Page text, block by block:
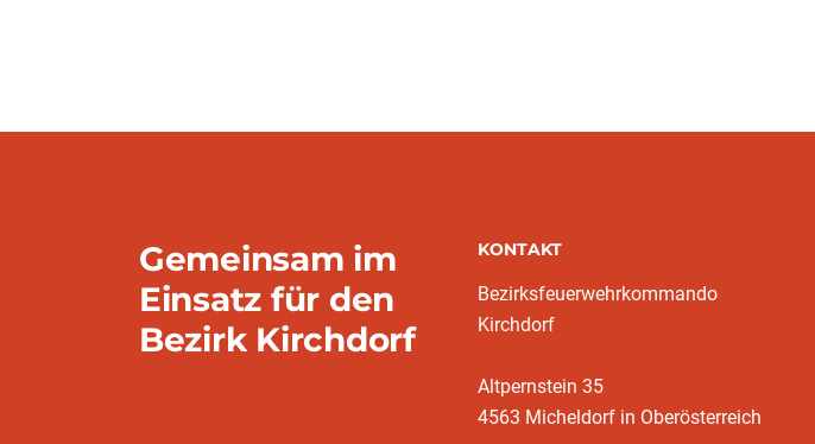
Gemeinsam im
Einsatz für den
Bezirk Kirchdorf
KONTAKT
Bezirksfeuerwehrkommando
Kirchdorf
Altpernstein 35
4563 Micheldorf in Oberösterreich